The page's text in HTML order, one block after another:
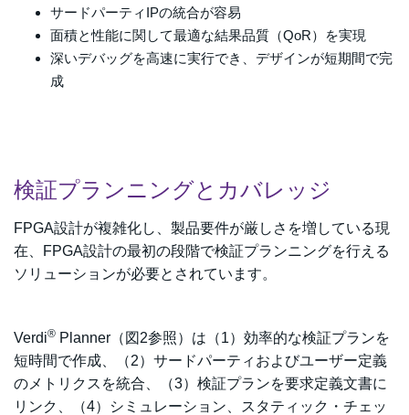
サードパーティIPの統合が容易
面積と性能に関して最適な結果品質（QoR）を実現
深いデバッグを高速に実行でき、デザインが短期間で完
成
検証プランニングとカバレッジ
FPGA設計が複雑化し、製品要件が厳しさを増している現
在、FPGA設計の最初の段階で検証プランニングを行える
ソリューションが必要とされています。
Verdi® Planner（図2参照）は（1）効率的な検証プランを
短時間で作成、（2）サードパーティおよびユーザー定義
のメトリクスを統合、（3）検証プランを要求定義文書に
リンク、（4）シミュレーション、スタティック・チェッ